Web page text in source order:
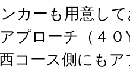
カーも用意し
アプローチ（４
コース側にも